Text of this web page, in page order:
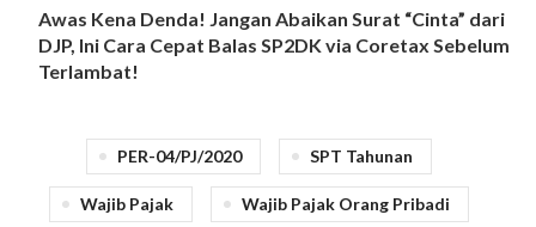
Awas Kena Denda! Jangan Abaikan Surat “Cinta” dari
DJP, Ini Cara Cepat Balas SP2DK via Coretax Sebelum
Terlambat!
PER-04/PJ/2020 SPT Tahunan
Wajib Pajak Wajib Pajak Orang Pribadi